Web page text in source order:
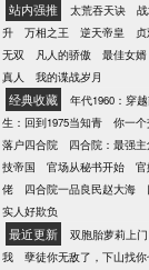
站内强推 太荒吞天诀
升
万相之王 逆天帝皇
无双
凡人的骄傲 最佳女婿
真人
我的谍战岁月
经典收藏 年代1960：穿
生：回到1975当知青
你一
落户四合院
四合院：最强主
技帝国
官场从秘书开始
佬
四合院一品良民赵大海
实人好欺负
最近更新 双胞胎萝莉上
我
孽徒你无敌了，下山找